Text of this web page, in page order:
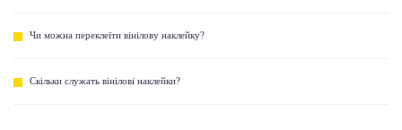
Чи можна переклеїти вінілову наклейку?
Скільки служать вінілові наклейки?